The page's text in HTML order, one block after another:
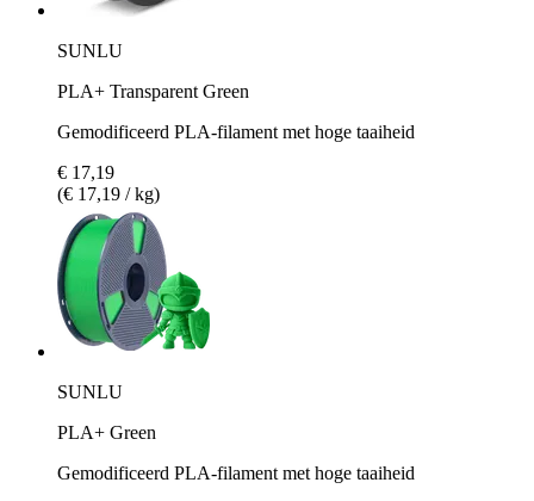
SUNLU
PLA+ Transparent Green
Gemodificeerd PLA-filament met hoge taaiheid
€ 17,19
(€ 17,19 / kg)
SUNLU
PLA+ Green
Gemodificeerd PLA-filament met hoge taaiheid